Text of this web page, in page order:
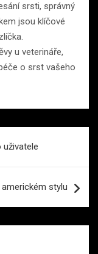
srsti, správný
jsou klíčové
u veterináře,
o srst vašeho
uživatele
stylu